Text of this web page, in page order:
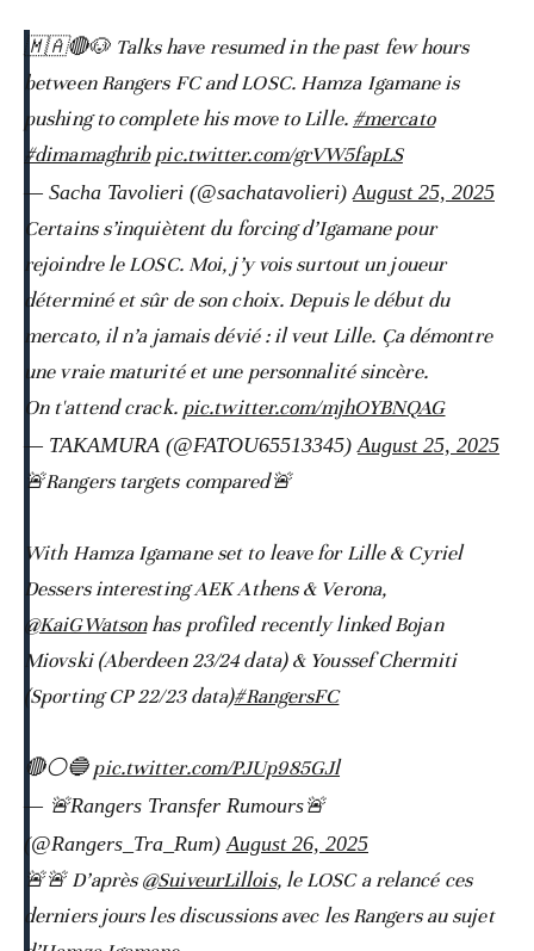
🇲🇦🔴🐶 Talks have resumed in the past few hours
between Rangers FC and LOSC. Hamza Igamane is
pushing to complete his move to Lille. #mercato
#dimamaghrib pic.twitter.com/grVW5fapLS
— Sacha Tavolieri (@sachatavolieri)August 25, 2025
Certains s’inquiètent du forcing d’Igamane pour
rejoindre le LOSC. Moi, j’y vois surtout un joueur
déterminé et sûr de son choix. Depuis le début du
mercato, il n’a jamais dévié : il veut Lille. Ça démontre
une vraie maturité et une personnalité sincère.
On t'attend crack. pic.twitter.com/mjhOYBNQAG
— TAKAMURA (@FATOU65513345)August 25, 2025
🚨Rangers targets compared🚨
With Hamza Igamane set to leave for Lille & Cyriel
Dessers interesting AEK Athens & Verona,
@KaiGWatsonhas profiled recently linked Bojan
Miovski (Aberdeen 23/24 data) & Youssef Chermiti
(Sporting CP 22/23 data)#RangersFC
🔴⚪️🔵pic.twitter.com/PJUp985GJl
— 🚨Rangers Transfer Rumours🚨
(@Rangers_Tra_Rum)August 26, 2025
🚨🚨 D’après@SuiveurLillois, le LOSC a relancé ces
derniers jours les discussions avec les Rangers au sujet